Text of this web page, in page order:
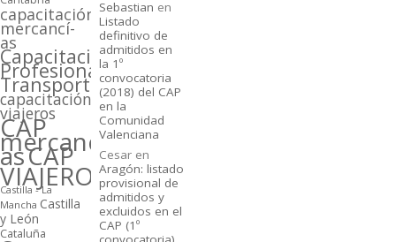
capacitación
mercancí­
as
Capacitación
Profesional
Transporte
capacitación
viajeros
CAP
mercancí­
asCAP
VIAJEROS
Castilla - La
Mancha Castilla
y León
Cataluña
Sebastian en
Listado
definitivo de
admitidos en
la 1º
convocatoria
(2018) del CAP
en la
Comunidad
Valenciana
Cesaren
Aragón: listado
provisional de
admitidos y
excluidos en el
CAP (1º